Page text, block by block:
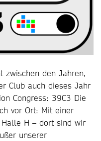
zwischen den Jahren,
Club auch dieses Jahr
Congress: 39C3 Die
vor Ort: Mit einer
H – dort sind wir
unserer